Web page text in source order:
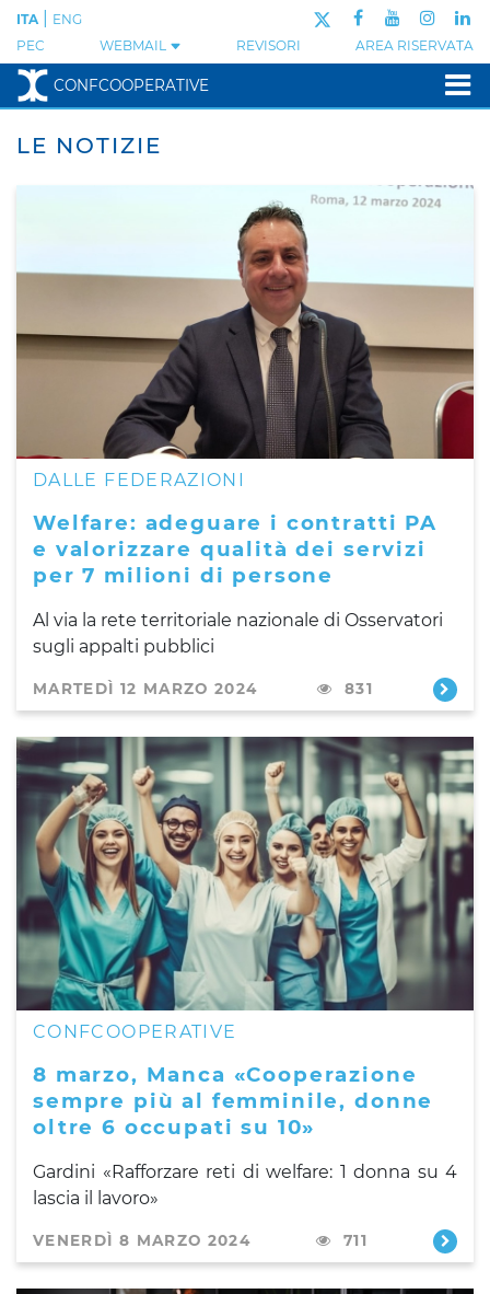
PEC WEBMAIL REVISORI AREA RISERVATA
ITA ENG
CONFCOOPERATIVE
LE NOTIZIE
DALLE FEDERAZIONI
Welfare: adeguare i contratti PA
e valorizzare qualità dei servizi
per 7 milioni di persone
Al via la rete territoriale nazionale di Osservatori
sugli appalti pubblici
MARTEDÌ 12 MARZO 2024 831
CONFCOOPERATIVE
8 marzo, Manca «Cooperazione
sempre più al femminile, donne
oltre 6 occupati su 10»
Gardini «Rafforzare reti di welfare: 1 donna su 4
lascia il lavoro»
VENERDÌ 8 MARZO 2024 711